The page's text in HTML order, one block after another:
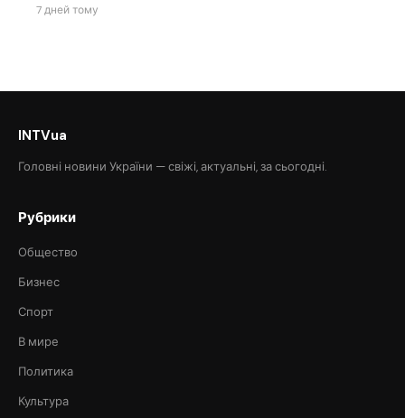
7 дней тому
INTVua
Головні новини України — свіжі, актуальні, за сьогодні.
Рубрики
Общество
Бизнес
Спорт
В мире
Политика
Культура